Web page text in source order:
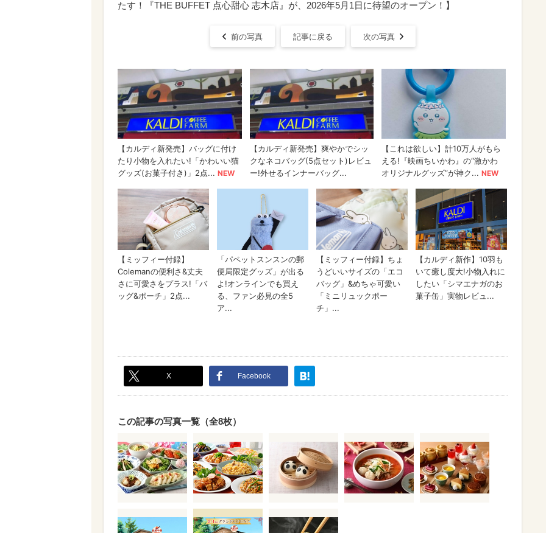
たす！『THE BUFFET 点心甜心 志木店』が、2026年5月1日に待望のオープン！】
前の写真 記事に戻る 次の写真
X Facebook
この記事の写真一覧（全8枚）